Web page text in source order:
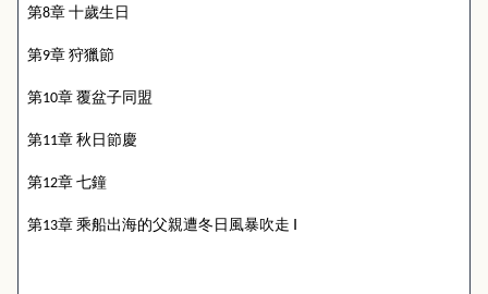
第8章十歲生日
第9章狩獵節
第10章覆盆子同盟
第11章秋日節慶
第12章七鐘
第13章乘船出海的父親遭冬日風暴吹走